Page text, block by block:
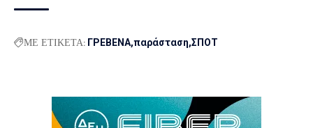
ΜΕ ΕΤΙΚΕΤΑ: ΓΡΕΒΕΝΑ παράσταση ΣΠΟΤ